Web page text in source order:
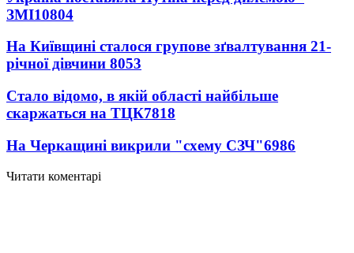
ЗМІ10804
На Київщині сталося групове зґвалтування 21-
річної дівчини 8053
Стало відомо, в якій області найбільше
скаржаться на ТЦК7818
На Черкащині викрили "схему СЗЧ"6986
Читати коментарі